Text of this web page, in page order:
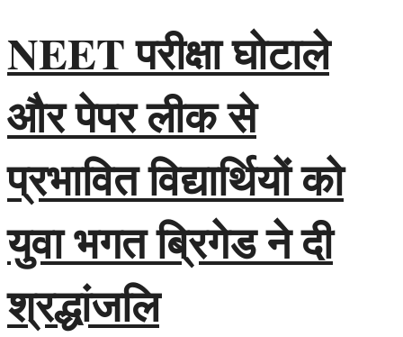
NEET परीक्षा घोटाले
और पेपर लीक से
प्रभावित विद्यार्थियों को
युवा भगत ब्रिगेड ने दी
श्रद्धांजलि